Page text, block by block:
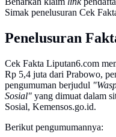
Simak penelusuran Cek
Penelusuran
Cek Fakta Liputan6.com
Rp 5,4 juta dari Prabowo,
pengumuman berjudul
Sosial" yang dimuat dalam
Sosial, Kemensos.go.id.
Berikut pengumumannya: